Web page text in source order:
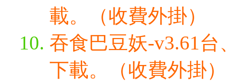
載。（收費外掛）
吞食巴豆妖-v3.61
下載。（收費外掛）